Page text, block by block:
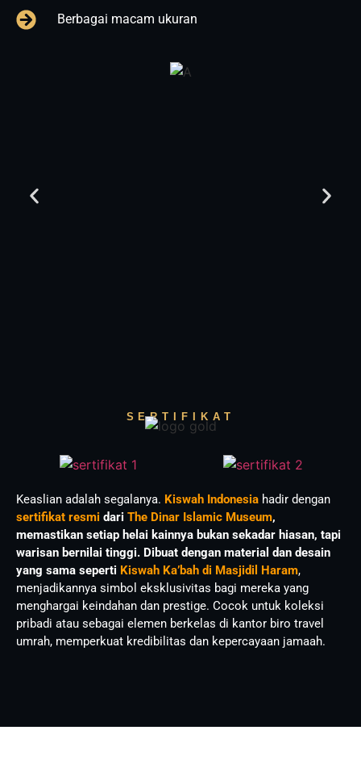
Berbagai macam ukuran
SERTIFIKAT
Keaslian adalah segalanya. Kiswah Indonesia hadir dengan
sertifikat resmi dari The Dinar Islamic Museum,
memastikan setiap helai kainnya bukan sekadar hiasan, tapi
warisan bernilai tinggi. Dibuat dengan material dan desain
yang sama seperti Kiswah Ka’bah di Masjidil Haram,
menjadikannya simbol eksklusivitas bagi mereka yang
menghargai keindahan dan prestige. Cocok untuk koleksi
pribadi atau sebagai elemen berkelas di kantor biro travel
umrah, memperkuat kredibilitas dan kepercayaan jamaah.